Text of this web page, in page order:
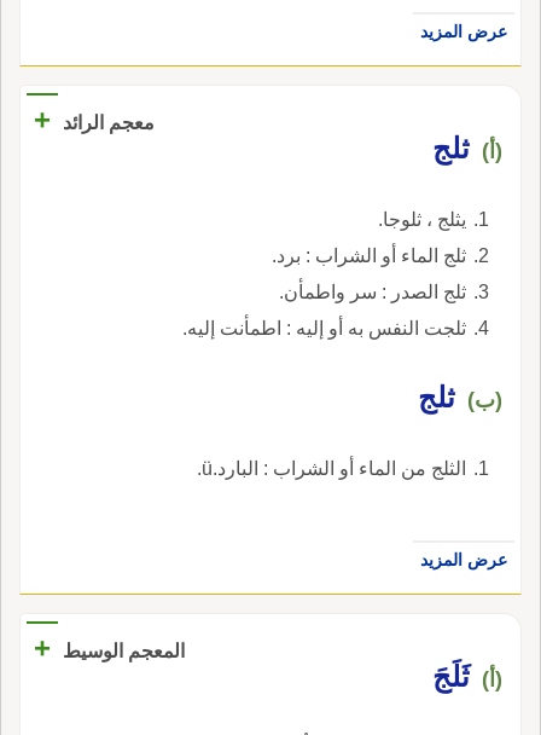
عرض المزيد
معجم الرائد +
(أ) ثلج
يثلج ، ثلوجا.
ثلج الماء أو الشراب : برد.
ثلج الصدر : سر واطمأن.
ثلجت النفس به أو إليه : اطمأنت إليه.
(ب) ثلج
الثلج من الماء أو الشراب : البارد.ü.
عرض المزيد
المعجم الوسيط +
(أ) ثَلَجَ